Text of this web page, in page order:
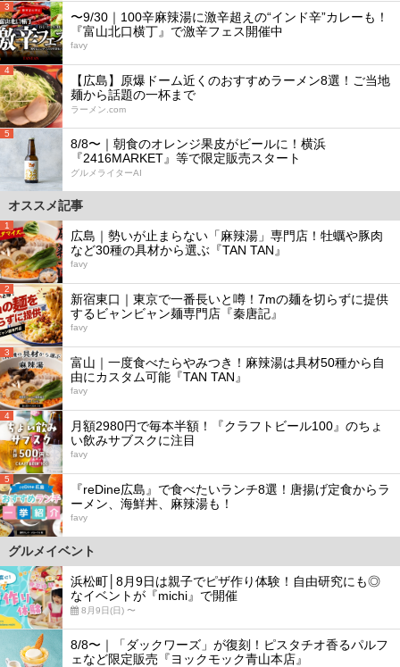
3
〜9/30｜100辛麻辣湯に激辛超えの“インド辛”カレーも！
『富山北口横丁』で激辛フェス開催中
favy
4
【広島】原爆ドーム近くのおすすめラーメン8選！ご当地
麺から話題の一杯まで
ラーメン.com
5
8/8〜｜朝食のオレンジ果皮がビールに！横浜
『2416MARKET』等で限定販売スタート
グルメライターAI
オススメ記事
1
広島｜勢いが止まらない「麻辣湯」専門店！牡蠣や豚肉
など30種の具材から選ぶ『TAN TAN』
favy
2
新宿東口｜東京で一番長いと噂！7mの麺を切らずに提供
するビャンビャン麺専門店『秦唐記』
favy
3
富山｜一度食べたらやみつき！麻辣湯は具材50種から自
由にカスタム可能『TAN TAN』
favy
4
月額2980円で毎本半額！『クラフトビール100』のちょ
い飲みサブスクに注目
favy
5
『reDine広島』で食べたいランチ8選！唐揚げ定食からラ
ーメン、海鮮丼、麻辣湯も！
favy
グルメイベント
浜松町│8月9日は親子でピザ作り体験！自由研究にも◎
なイベントが『michi』で開催
8月9日(日) 〜
8/8〜｜「ダックワーズ」が復刻！ピスタチオ香るパルフ
ェなど限定販売『ヨックモック青山本店』